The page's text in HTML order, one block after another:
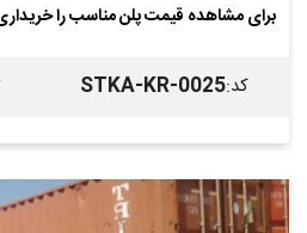
برای مشاهده قیمت پلن مناسب را
کد:
STKA-KR-0025